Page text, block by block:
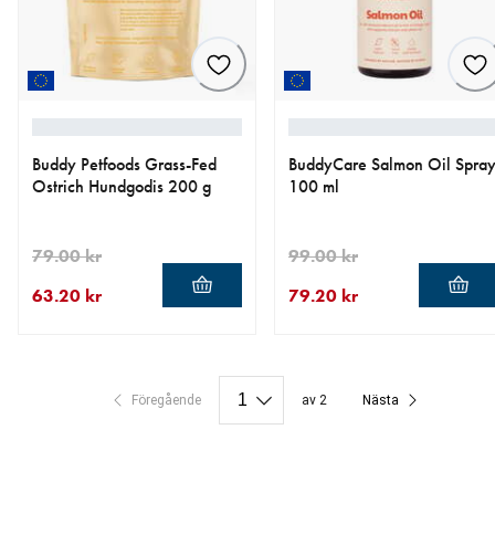
Buddy Petfoods Grass-Fed
Ostrich Hundgodis 200 g
63.20 kr
79.00 kr
BuddyCare Salmon Oil Spray
100 ml
79.20 kr
99.00 kr
Föregående av 2 Nästa